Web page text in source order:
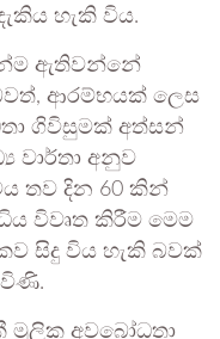
හැකි විය.
ඇතිවන්නේ
ආරම්භයක් ලෙස
ගිවිසුමක් අත්සන්
වාර්තා අනුව
තව දින 60 කින්
විවෘත කිරීම මෙම
සිදු විය හැකි බවක්
විණි.
අවබෝධතා